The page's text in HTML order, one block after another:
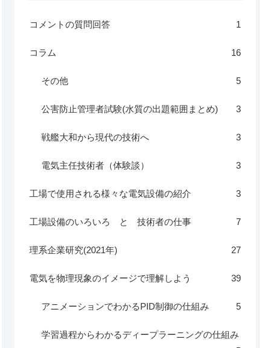
コメントの質問回答 1
コラム 16
その他 5
公害防止管理者試験(水質の出題範囲まとめ) 3
戦艦大和から現代の技術へ 3
電気主任技術者（体験談） 3
工場で使用される様々な電気設備の紹介 3
工場設備のいろいろ と 技術者の仕事 7
理系企業研究(2021年) 27
電気を物理現象のイメージで理解しよう 39
アニメーションでわかるPID制御の仕組み 5
学習過程からわかるディープラーニングの仕組み